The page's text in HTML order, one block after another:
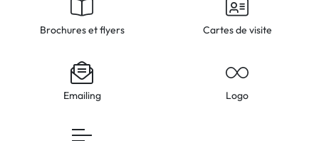
Brochures et flyers Cartes de visite
Emailing Logo